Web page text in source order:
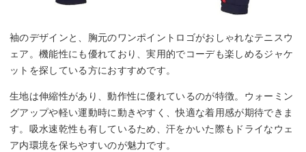
袖のデザインと、胸元のワンポイントロゴがおしゃれなテニスウ
ェア。機能性にも優れており、実用的でコーデも楽しめるジャケ
ットを探している方におすすめです。
生地は伸縮性があり、動作性に優れているのが特徴。ウォーミン
グアップや軽い運動時に動きやすく、快適な着用感が期待できま
す。吸水速乾性も有しているため、汗をかいた際もドライなウェ
ア内環境を保ちやすいのが魅力です。